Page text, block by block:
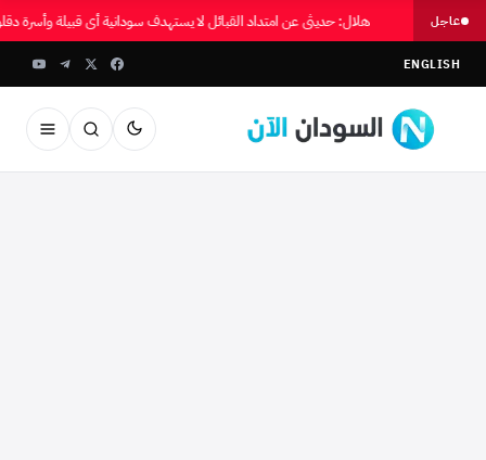
عاجل هلال: حديثي عن امتداد القبائل لا يستهدف سودانية أي قبيلة وأسرة
ENGLISH